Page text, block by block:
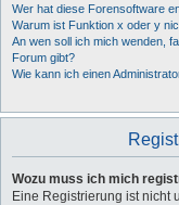
Wer hat diese Forensoftware
Warum ist Funktion x oder y
An wen soll ich mich wenden,
Forum gibt?
Wie kann ich einen
Wozu muss ich mich
Eine Registrierung ist nicht